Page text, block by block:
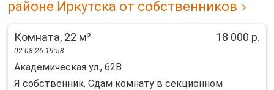
районе Иркутска от собственников
Комната, 22 м² 18 000 р.
02.08.26 19:58
Академическая ул., 62В
Я coбственник. Сдaм комнaту в секционном